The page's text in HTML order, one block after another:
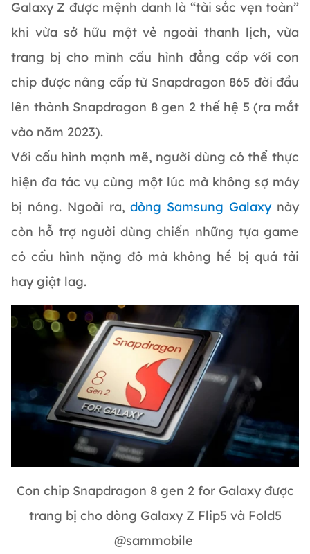
Galaxy Z được mệnh danh là “tài sắc vẹn toàn”
khi vừa sở hữu một vẻ ngoài thanh lịch, vừa
trang bị cho mình cấu hình đẳng cấp với con
chip được nâng cấp từ Snapdragon 865 đời đầu
lên thành Snapdragon 8 gen 2 thế hệ 5 (ra mắt
vào năm 2023).
Với cấu hình mạnh mẽ, người dùng có thể thực
hiện đa tác vụ cùng một lúc mà không sợ máy
bị nóng. Ngoài ra,dòng Samsung Galaxynày
còn hỗ trợ người dùng chiến những tựa game
có cấu hình nặng đô mà không hề bị quá tải
hay giật lag.
Con chip Snapdragon 8 gen 2 for Galaxy được
trang bị cho dòng Galaxy Z Flip5 và Fold5
@sammobile